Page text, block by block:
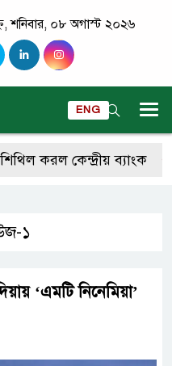
শনিবার, ০৮ অগাস্ট ২০২৬
ENG
করল কেন্দ্রীয় ব্যাংক
১
‘এমটি নিনেমিয়া’